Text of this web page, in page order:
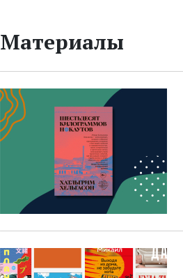
Материалы